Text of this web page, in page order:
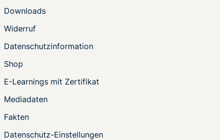
Downloads
Widerruf
Datenschutzinformation
Shop
E-Learnings mit Zertifikat
Mediadaten
Fakten
Datenschutz-Einstellungen